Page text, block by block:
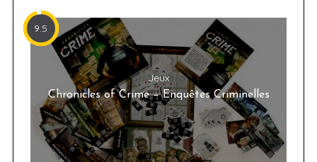
9.5
Jeux
Chronicles of Crime – Enquêtes Criminelles